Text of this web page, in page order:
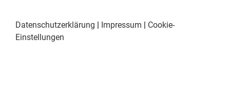
Datenschutzerklärung | Impressum | Cookie-
Einstellungen